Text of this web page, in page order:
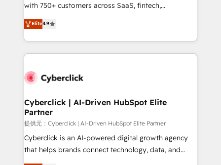
Partner and ISO 27001:2022 certified consultancy,
we blend strategy, creativity, and technology to help
organisations scale smarter and grow stronger.
with 750+ customers across SaaS, fintech,
healthcare, real estate, and other industries. With
150+ HubSpot-certified experts, we deliver scalable
solutions to complex GTM and RevOps challenges.
Our Expertise 🔹 Onboarding & Implementation:
tailored to your GTM motion. 🔹 Migrations:
from other CRMs to HubSpot without data loss or
downtime. 🔹 RevOps Strategy: Align teams,
processes, and data to drive revenue efficiency. 🔹
Integrations: Connect HubSpot with your tech stack
for better adoption. 🔹 Custom Solutions: Build
Elite4.9
Cyberclick | AI-Driven HubSpot Elite
Partner
提供元：Cyberclick | AI-Driven HubSpot Elite Partner
Cyberclick is an AI-powered digital growth agency
that helps brands connect technology, data, and
creativity to achieve measurable results. Founded in